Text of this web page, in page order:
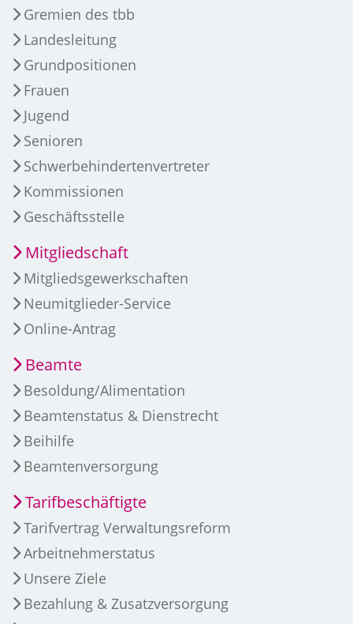
Gremien des tbb
Landesleitung
Grundpositionen
Frauen
Jugend
Senioren
Schwerbehindertenvertreter
Kommissionen
Geschäftsstelle
Mitgliedschaft
Mitgliedsgewerkschaften
Neumitglieder-Service
Online-Antrag
Beamte
Besoldung/Alimentation
Beamtenstatus & Dienstrecht
Beihilfe
Beamtenversorgung
Tarifbeschäftigte
Tarifvertrag Verwaltungsreform
Arbeitnehmerstatus
Unsere Ziele
Bezahlung & Zusatzversorgung